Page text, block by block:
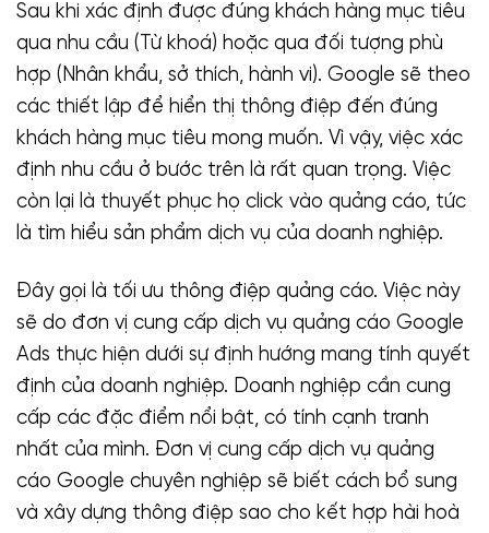
Sau khi xác định được đúng khách hàng mục tiêu
qua nhu cầu (Từ khoá) hoặc qua đối tượng phù
hợp (Nhân khẩu, sở thích, hành vi). Google sẽ theo
các thiết lập để hiển thị thông điệp đến đúng
khách hàng mục tiêu mong muốn. Vì vậy, việc xác
định nhu cầu ở bước trên là rất quan trọng. Việc
còn lại là thuyết phục họ click vào quảng cáo, tức
là tìm hiểu sản phẩm dịch vụ của doanh nghiệp.
Đây gọi là tối ưu thông điệp quảng cáo. Việc này
sẽ do đơn vị cung cấp dịch vụ quảng cáo Google
Ads thực hiện dưới sự định hướng mang tính quyết
định của doanh nghiệp. Doanh nghiệp cần cung
cấp các đặc điểm nổi bật, có tính cạnh tranh
nhất của mình. Đơn vị cung cấp dịch vụ quảng
cáo Google chuyên nghiệp sẽ biết cách bổ sung
và xây dựng thông điệp sao cho kết hợp hài hoà